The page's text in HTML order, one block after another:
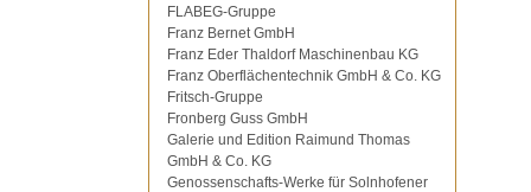
FLABEG-Gruppe
Franz Bernet GmbH
Franz Eder Thaldorf Maschinenbau KG
Franz Oberflächentechnik GmbH & Co. KG
Fritsch-Gruppe
Fronberg Guss GmbH
Galerie und Edition Raimund Thomas
GmbH & Co. KG
Genossenschafts-Werke für Solnhofener